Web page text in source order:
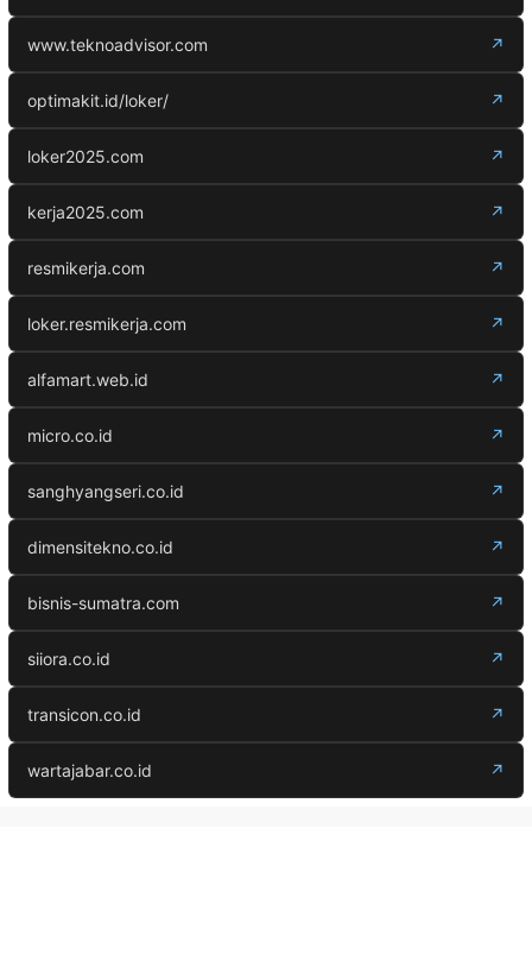
www.teknoadvisor.com ↗
optimakit.id/loker/ ↗
loker2025.com ↗
kerja2025.com ↗
resmikerja.com ↗
loker.resmikerja.com ↗
alfamart.web.id ↗
micro.co.id ↗
sanghyangseri.co.id ↗
dimensitekno.co.id ↗
bisnis-sumatra.com ↗
siiora.co.id ↗
transicon.co.id ↗
wartajabar.co.id ↗